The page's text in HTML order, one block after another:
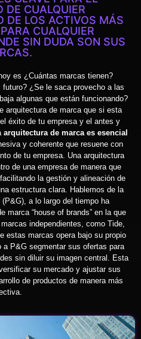
DE CUALQUIER
DE LOS ACTIVOS MÁS
CUALQUIER
SIN DUDA SON SUS
es ¿Cuántas marcas tienen?
¿Se le saca provecho a las
algunas que están funcionando?
arquitectura de marca que si esta
éxito de tu empresa y el antes y
arquitectura de marca es esencial
y coherente que resuene con
de tu empresa. Una arquitectura
de una empresa de manera que
la gestión y alineación de
estructura clara. Hablemos de la
a lo largo del tiempo ha
marca “house of brands” en la que
independientes, como Tide,
estas marcas opera bajo su propio
a P&G segmentar sus ofertas para
sin diluir su imagen central. Esta
su mercado y ajustar sus
de productos de manera más